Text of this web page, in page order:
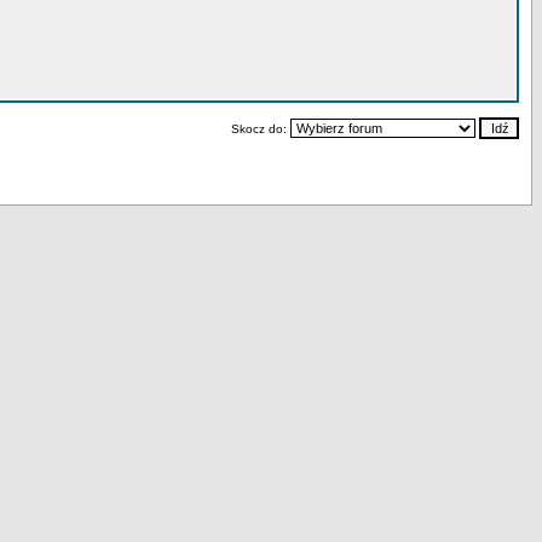
Skocz do: